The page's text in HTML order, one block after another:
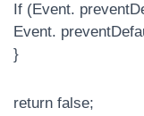
If (Event.
Event.
}
return false;